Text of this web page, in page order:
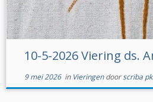
10-5-2026 Viering ds.
9 mei 2026in Vieringendoorscriba